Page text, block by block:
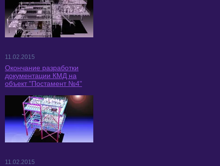
11.02.2015
Окончание разработки
документации КМД на
объект "Постамент №4"
11.02.2015